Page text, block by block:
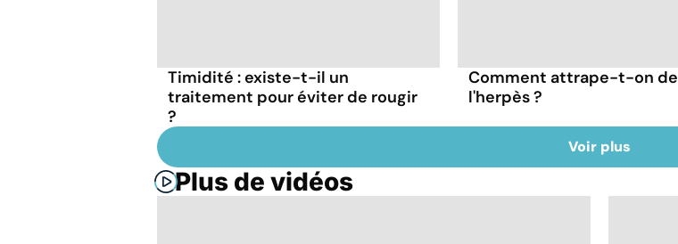
Timidité : existe-t-il un
traitement pour éviter de rougir
?
Comment attrape-t-on de
l'herpès ?
Voir plus
Plus de vidéos